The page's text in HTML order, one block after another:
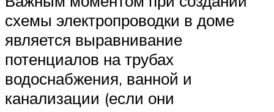
схемы электропроводки в доме
является выравнивание
потенциалов на трубах
водоснабжения, ванной и
канализации (если они